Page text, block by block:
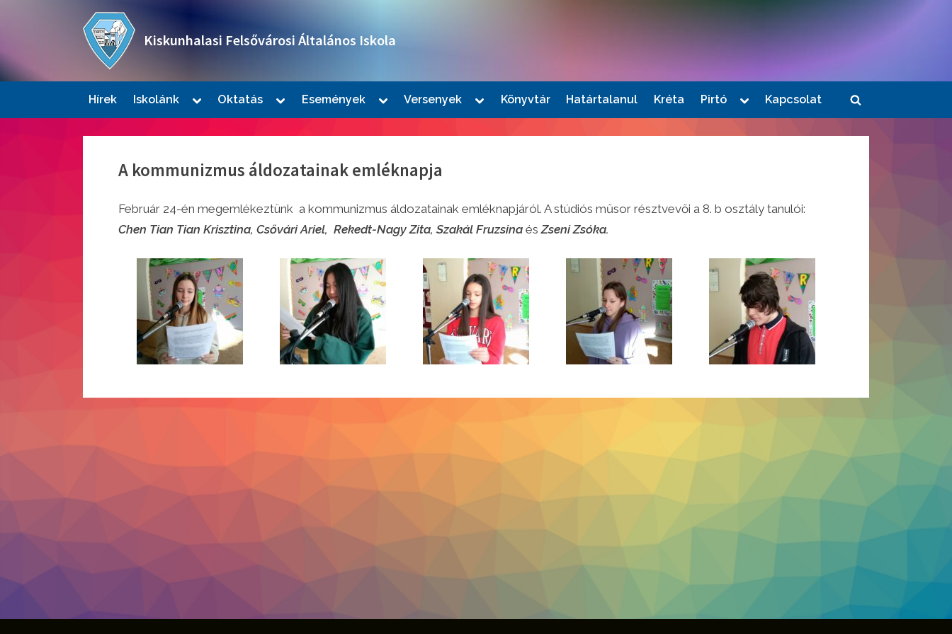
Kiskunhalasi Felsővárosi Általános Iskola
Hírek Iskolánk
Toggle
menu
Toggle
menu
Toggle
sub-
menu
Oktatás
Toggle
menu
Események
Toggle
menu
Versenyek
Toggle
menu
Könyvtár Határtalanul Kréta Pirtó
Toggle
menu
Kapcsolat
Toggle
A kommunizmus áldozatainak emléknapja
Február 24-én megemlékeztünk a kommunizmus áldozatainak emléknapjáról. A stúdiós műsor résztvevői a 8. b osztály tanulói:
Chen Tian Tian Krisztina, Csővári Ariel, Rekedt-Nagy Zita, Szakál Fruzsina ésZseni Zsóka.